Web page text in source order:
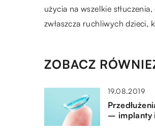
użycia na wszelkie
zwłaszcza ruchliwych dzieci,
ZOBACZ
19.08.2019
– implanty